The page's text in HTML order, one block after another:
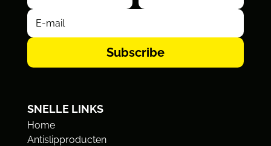
Subscribe
SNELLE LINKS
Home
Antislipproducten